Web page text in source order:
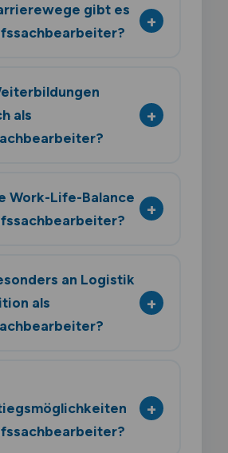
gibt es
als
Work-Life-Balance
an Logistik
als